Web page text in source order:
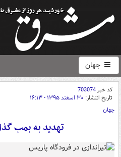
جهان
کد خبر703074
تاریخ انتشار: ۳۰ اسفند ۱۳۹۵ - ۱۶:۱۳
جهان
تهدید به بمب